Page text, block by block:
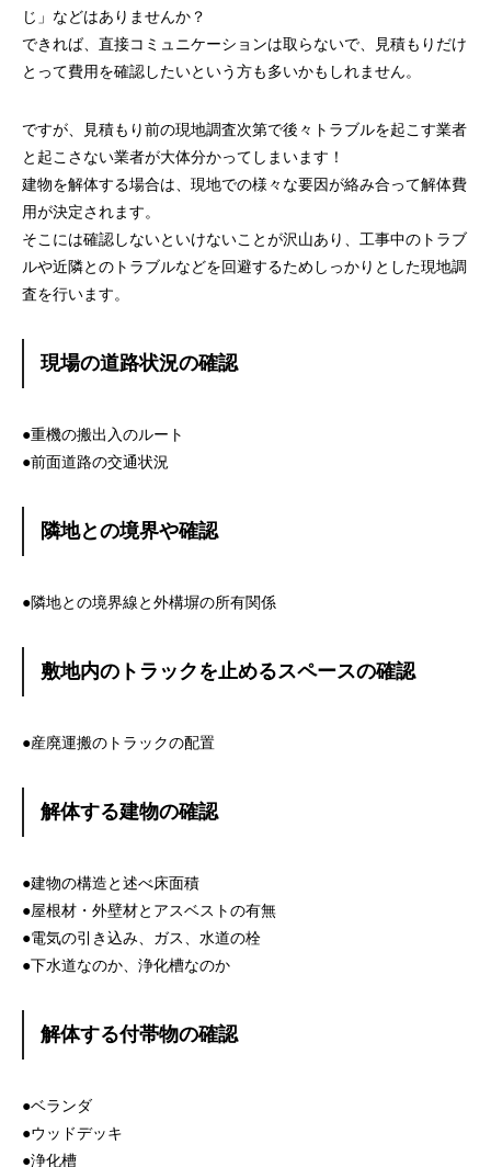
じ」などはありませんか？
できれば、直接コミュニケーションは取らないで、見積もりだけ
とって費用を確認したいという方も多いかもしれません。
ですが、見積もり前の現地調査次第で後々トラブルを起こす業者
と起こさない業者が大体分かってしまいます！
建物を解体する場合は、現地での様々な要因が絡み合って解体費
用が決定されます。
そこには確認しないといけないことが沢山あり、工事中のトラブ
ルや近隣とのトラブルなどを回避するためしっかりとした現地調
査を行います。
現場の道路状況の確認
●重機の搬出入のルート
●前面道路の交通状況
隣地との境界や確認
●隣地との境界線と外構塀の所有関係
敷地内のトラックを止めるスペースの確認
●産廃運搬のトラックの配置
解体する建物の確認
●建物の構造と述べ床面積
●屋根材・外壁材とアスベストの有無
●電気の引き込み、ガス、水道の栓
●下水道なのか、浄化槽なのか
解体する付帯物の確認
●ベランダ
●ウッドデッキ
●浄化槽